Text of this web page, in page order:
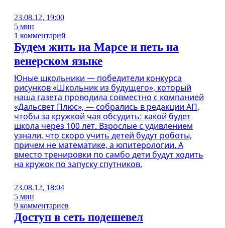
23.08.12, 19:00
5 мин
1 комментарий
Будем жить на Марсе и петь на
венерском языке
Юные школьники — победители конкурса
рисунков «Школьник из будущего», который
наша газета проводила совместно с компанией
«Дальсвет Плюс», — собрались в редакции АП,
чтобы за кружкой чая обсудить: какой будет
школа через 100 лет. Взрослые с удивлением
узнали, что скоро учить детей будут роботы,
причем не математике, а юпитерологии. А
вместо тренировки по самбо дети будут ходить
на кружок по запуску спутников.
23.08.12, 18:04
5 мин
9 комментариев
Доступ в сеть подешевел